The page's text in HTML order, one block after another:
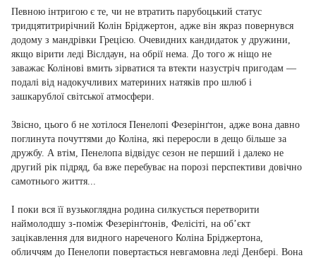
Певною інтригою є те, чи не втратить парубоцький статус
тридцятитрирічний Колін Бріджертон, адже він якраз повернувся
додому з мандрівки Грецією. Очевидних кандидаток у дружини,
якщо вірити леді Віслдаун, на обрії нема. До того ж ніщо не
заважає Колінові вмить зірватися та втекти назустріч пригодам —
подалі від надокучливих материних натяків про шлюб і
зашкарублої світської атмосфери.
Звісно, цього б не хотілося Пенелопі Фезерінґтон, адже вона давно
поглинута почуттями до Коліна, які переросли в дещо більше за
дружбу. А втім, Пенелопа відвідує сезон не перший і далеко не
другий рік підряд, ба вже перебуває на порозі перспективи довічно
самотнього життя...
І поки вся її вузькоглядна родина силкується перетворити
наймолодшу з-поміж Фезерінґтонів, Фелісіті, на об’єкт
зацікавлення для видного нареченого Коліна Бріджертона,
обличчям до Пенелопи повертається невгамовна леді Денбері. Вона